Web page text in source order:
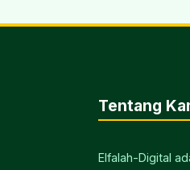
Tentang
Elfalah-Digital